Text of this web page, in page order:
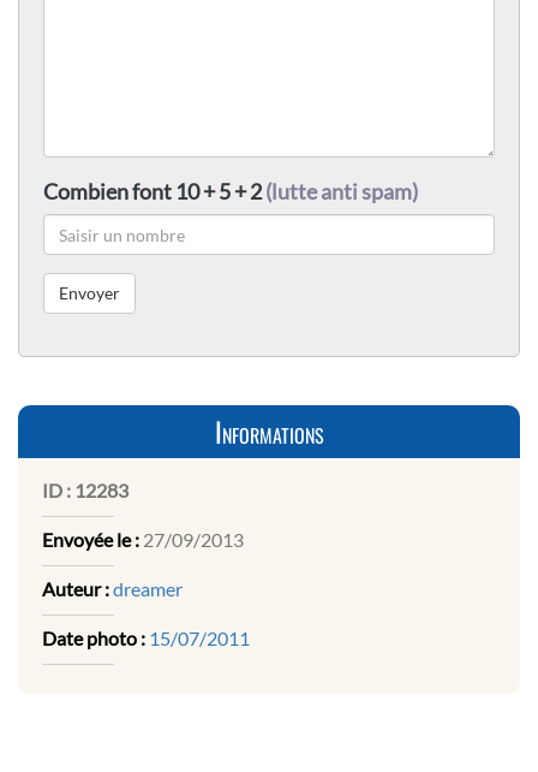
Combien font 10 + 5 + 2(lutte anti spam)
Informations
ID : 12283
Envoyée le : 27/09/2013
Auteur :dreamer
Date photo : 15/07/2011